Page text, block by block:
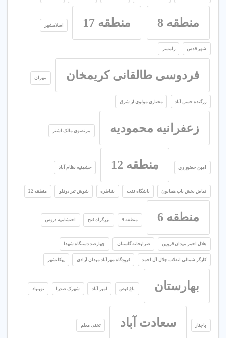
منطقه 8 منطقه 17 اسلامشهر
شهر قدس رامسر
فردوسی طالقانی کریمخان مهران
زرگنده حسن آباد مختاری مولوی از شرق
زعفرانیه محمودیه مرتضوی مالک اشتر
امین حضور ری منطقه 12 حشمتیه نظام آباد
فیاض بخش باب همایون باشگاه نفت شاطره شوش تیر دوقلو منطقه 22
منطقه 6 منطقه 9 بزرگراه فتح احتشامیه دروس
هلال احمر میدان قزوین ضرابخانه گلستان چهارصد دستگاه شهدا
کارگر شمالی انقلاب جلال آل احمد فرودگاه مهرآباد میدان آزادی پیکانشهر
بهارستان باغ فیض امیر آباد شهرک صدرا نوبنیاد
پاچنار سعادت آباد تختی معلم